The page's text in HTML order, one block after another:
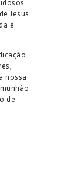
Jesus
é
nossa
de